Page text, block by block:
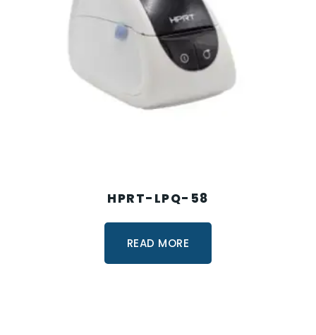
HPRT-LPQ-58
READ MORE